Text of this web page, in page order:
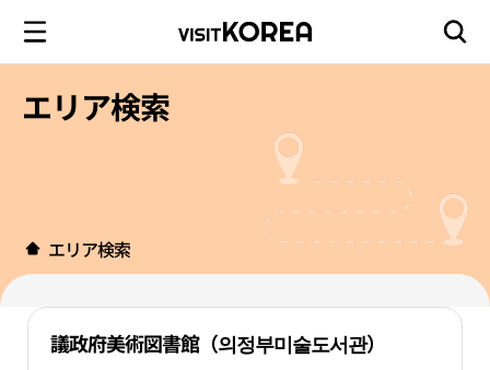
エリア検索
エリア検索
議政府美術図書館（의정부미술도서관）